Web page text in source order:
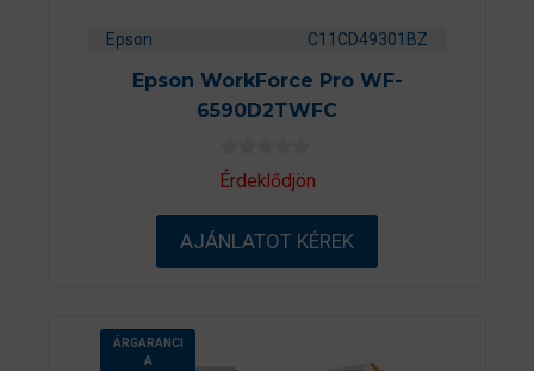
Epson C11CD49301BZ
Epson WorkForce Pro WF-
6590D2TWFC
0
a
-
ő
Érdeklődjön
AJÁNLATOT KÉREK
ÁRGARANCI
A